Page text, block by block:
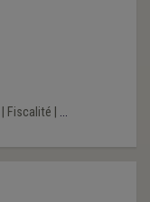
Fiscalité ...